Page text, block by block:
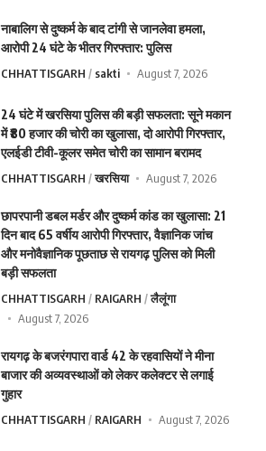
नाबालिग से दुष्कर्म के बाद टांगी से जानलेवा हमला,
आरोपी 24 घंटे के भीतर गिरफ्तार: पुलिस
CHHATTISGARH sakti August 7, 2026
24 घंटे में खरसिया पुलिस की बड़ी सफलता: सूने मकान
में ₹80 हजार की चोरी का खुलासा, दो आरोपी गिरफ्तार,
एलईडी टीवी-कूलर समेत चोरी का सामान बरामद
CHHATTISGARH खरसिया August 7, 2026
छापरपानी डबल मर्डर और दुष्कर्म कांड का खुलासा: 21
दिन बाद 65 वर्षीय आरोपी गिरफ्तार, वैज्ञानिक जांच
और मनोवैज्ञानिक पूछताछ से रायगढ़ पुलिस को मिली
बड़ी सफलता
CHHATTISGARH RAIGARH
लैलूंगा
August 7, 2026
रायगढ़ के बजरंगपारा वार्ड 42 के रहवासियों ने मीना
बाजार की अव्यवस्थाओं को लेकर कलेक्टर से लगाई
गुहार
CHHATTISGARH RAIGARH August 7, 2026